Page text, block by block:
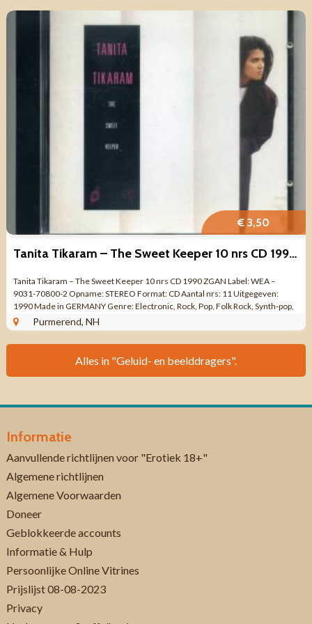
€ 3,50
Tanita Tikaram – The Sweet Keeper 10 nrs CD 1990 ZGAN
Tanita Tikaram – The Sweet Keeper 10 nrs CD 1990 ZGAN Label: WEA –
9031-70800-2 Opname: STEREO Format: CD Aantal nrs: 11 Uitgegeven:
1990 Made in GERMANY Genre: Electronic, Rock, Pop, Folk Rock, Synth-pop,
Vocal ...Purmerend, NH
Alles in "Geluid- en beelddragers".
Informatie
Aanvullende richtlijnen voor "Erotiek 18+"
Algemene richtlijnen
Algemene Voorwaarden
Doneer
Geblokkeerde accounts
Informatie & Hulp
Persoonlijke Online Vitrines
Prijslijst 08-08-2023
Privacy